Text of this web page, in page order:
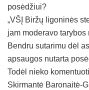
posėdžiui?
„VŠĮ Biržų ligoninės
jam moderavo tarybos
Bendru sutarimu dėl
apsaugos nutarta
Todėl nieko
Skirmantė Baronaitė-